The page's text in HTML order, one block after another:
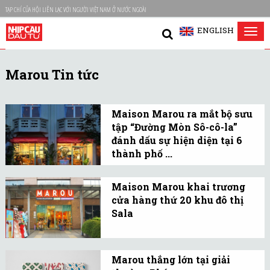
TẠP CHÍ CỦA HỘI LIÊN LẠC VỚI NGƯỜI VIỆT NAM Ở NƯỚC NGOÀI
ENGLISH
Marou Tin tức
Maison Marou ra mắt bộ sưu
tập “Đường Mòn Sô-cô-la”
đánh dấu sự hiện diện tại 6
thành phố ...
Set quà tặng Sô-cô-la
Trail phiên bản đặc biệt,
bao gồm 6 thanh sô-cô-la
đại diện cho 6 thành phố
có cửa hàng Maison
Marou đang hoạt động.
Maison Marou khai trương
cửa hàng thứ 20 khu đô thị
Sala
Phường An Lợi Đông, TP.
Marou thắng lớn tại giải